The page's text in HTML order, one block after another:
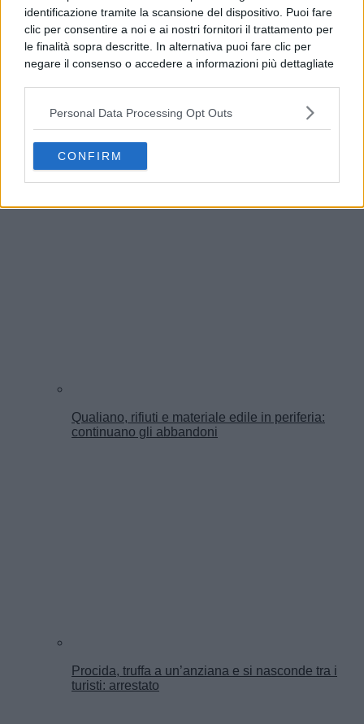
identificazione tramite la scansione del dispositivo. Puoi fare
clic per consentire a noi e ai nostri fornitori il trattamento per
le finalità sopra descritte. In alternativa puoi fare clic per
negare il consenso o accedere a informazioni più dettagliate
possono non richiedere il tuo consenso, ma hai il diritto di
opporti a tale trattamento. Le tue preferenze si
preferenze in qualsiasi momento ritornando su questo sito o
consultando la nostrainformativa sulla riservatezza.
Personal Data Processing Opt Outs
CONFIRM
Addio a Francesco Guccini, il poeta della musica
Qualiano, rifiuti e materiale edile in periferia:
continuano gli abbandoni
Procida, truffa a un’anziana e si nasconde tra i
turisti: arrestato